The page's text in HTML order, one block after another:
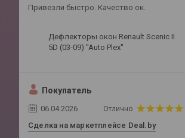
Привезли быстро. Качество ок.
Дефлекторы окон Renault Scenic II
5D (03-09) "Auto Plex"
Покупатель
06.04.2026 Отлично
Сделка на маркетплейсе Deal.by